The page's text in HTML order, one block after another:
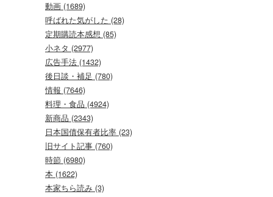
動画 (1689)
呼ばれた気がした (28)
定期購読本感想 (85)
小ネタ (2977)
広告手法 (1432)
後日談・補足 (780)
情報 (7646)
料理・食品 (4924)
新商品 (2343)
日本国債保有者比率 (23)
旧サイト記事 (760)
時節 (6980)
本 (1622)
本家ちら読み (3)